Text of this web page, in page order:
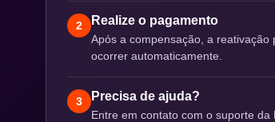
2 Realize o pagamento
Após a compensação, a reativação
ocorrer automaticamente.
3 Precisa de ajuda?
Entre em contato com o suporte da